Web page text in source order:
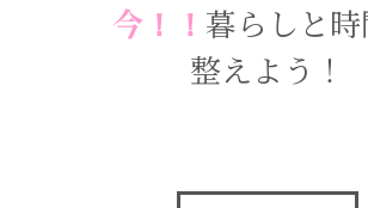
今！！ 暮らしと時
整えよう！